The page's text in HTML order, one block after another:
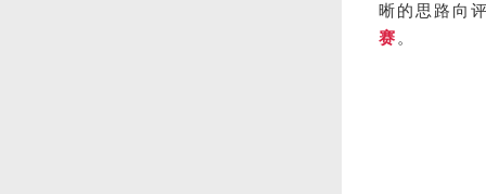
晰的思路向
赛 。